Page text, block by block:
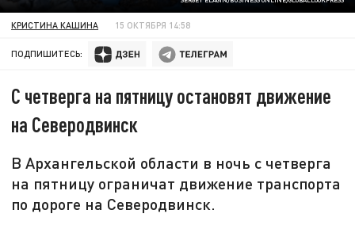
КРИСТИНА КАШИНА 15 ОКТЯБРЯ 14:58
ПОДПИШИТЕСЬ:
С четверга на пятницу остановят движение
на Северодвинск
В Архангельской области в ночь с четверга
на пятницу ограничат движение транспорта
по дороге на Северодвинск.